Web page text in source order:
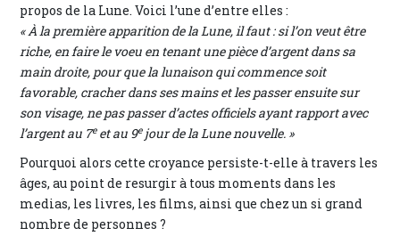
propos de la Lune. Voici l’une d’entre elles :
« À la première apparition de la Lune, il faut : si l’on veut être
riche, en faire le voeu en tenant une pièce d’argent dans sa
main droite, pour que la lunaison qui commence soit
favorable, cracher dans ses mains et les passer ensuite sur
son visage, ne pas passer d’actes officiels ayant rapport avec
l’argent au 7eet au 9ejour de la Lune nouvelle. »
Pourquoi alors cette croyance persiste-t-elle à travers les
âges, au point de resurgir à tous moments dans les
medias, les livres, les films, ainsi que chez un si grand
nombre de personnes ?